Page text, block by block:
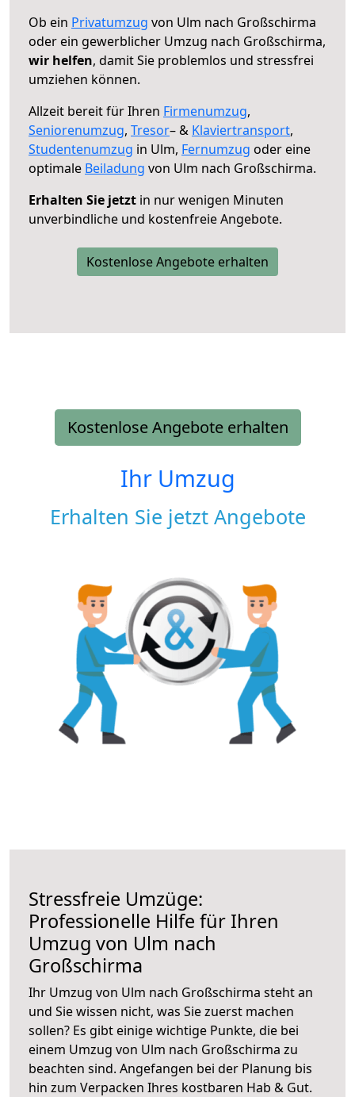
Ob ein Privatumzug von Ulm nach Großschirma
oder ein gewerblicher Umzug nach Großschirma,
wir helfen, damit Sie problemlos und stressfrei
umziehen können.
Allzeit bereit für Ihren Firmenumzug,
Seniorenumzug, Tresor– & Klaviertransport,
Studentenumzug in Ulm, Fernumzug oder eine
optimale Beiladung von Ulm nach Großschirma.
Erhalten Sie jetzt in nur wenigen Minuten
unverbindliche und kostenfreie Angebote.
Kostenlose Angebote erhalten
Kostenlose Angebote erhalten
Ihr Umzug
Erhalten Sie jetzt Angebote
Stressfreie Umzüge:
Professionelle Hilfe für Ihren
Umzug von Ulm nach
Großschirma
Ihr Umzug von Ulm nach Großschirma steht an
und Sie wissen nicht, was Sie zuerst machen
sollen? Es gibt einige wichtige Punkte, die bei
einem Umzug von Ulm nach Großschirma zu
beachten sind. Angefangen bei der Planung bis
hin zum Verpacken Ihres kostbaren Hab & Gut.